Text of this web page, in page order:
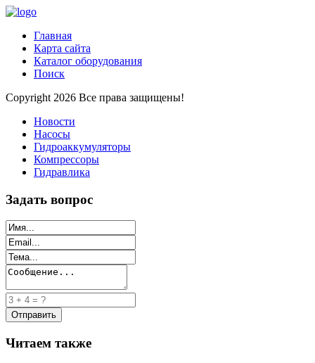
Главная
Карта сайта
Каталог оборудования
Поиск
Copyright 2026 Все права защищены!
Новости
Насосы
Гидроаккумуляторы
Компрессоры
Гидравлика
Задать вопрос
Читаем также